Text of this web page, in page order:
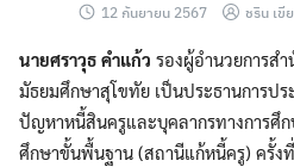
12 กันยายน 2567 ชริน เขี
นายศราวุธ คำแก้ว รองผู้อำนวยการส
มัธยมศึกษาสุโขทัย เป็นประธานการปร
ปัญหาหนี้สินครูและบุคลากรทางการศึก
ศึกษาขั้นพื้นฐาน (สถานีแก้หนี้ครู) ครั้ง